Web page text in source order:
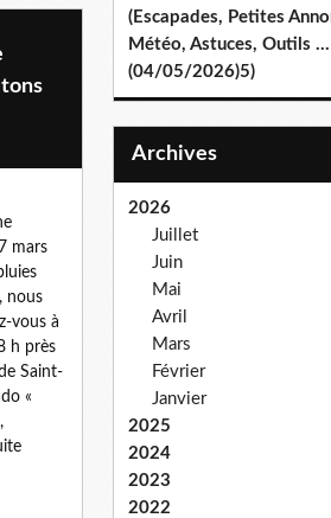
mars
nous
vous à
h près
Saint-
«
(Escapades, Petites
Météo, Astuces, Outils ...
(04/05/2026)5)
Archives
2026
Juillet
Juin
Mai
Avril
Mars
Février
Janvier
2025
2024
2023
2022